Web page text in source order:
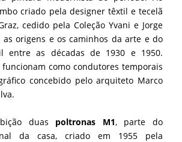
criado pela designer têxtil e tecelã
cedido pela Coleção Yvani e Jorge
as origens e os caminhos da arte e do
entre as décadas de 1930 e 1950.
funcionam como condutores temporais
concebido pelo arquiteto Marco
duas poltronas M1, parte do
da casa, criado em 1955 pela